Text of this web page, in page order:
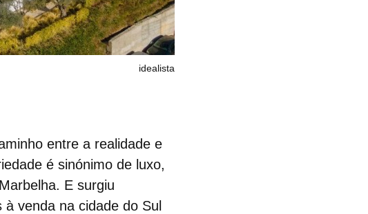
idealista
entre a realidade e
é sinónimo de luxo,
Marbelha. E surgiu
venda na cidade do Sul